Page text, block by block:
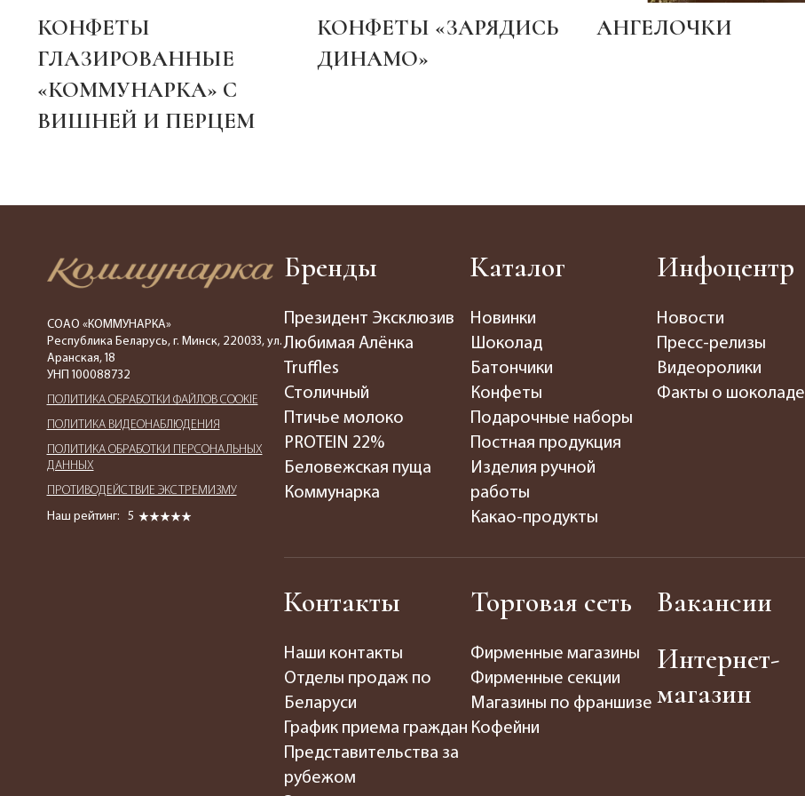
КОНФЕТЫ
ГЛАЗИРОВАННЫЕ
«КОММУНАРКА» С
ВИШНЕЙ И ПЕРЦЕМ
КОНФЕТЫ «ЗАРЯДИСЬ
ДИНАМО»
АНГЕЛОЧКИ
СОАО «КОММУНАРКА»
Республика Беларусь, г. Минск, 220033, ул.
Аранская, 18
УНП 100088732
ПОЛИТИКА ОБРАБОТКИ ФАЙЛОВ COOKIE
ПОЛИТИКА ВИДЕОНАБЛЮДЕНИЯ
ПОЛИТИКА ОБРАБОТКИ ПЕРСОНАЛЬНЫХ
ДАННЫХ
ПРОТИВОДЕЙСТВИЕ ЭКСТРЕМИЗМУ
Наш рейтинг:
5
Бренды
Президент Эксклюзив
Любимая Алёнка
Truffles
Столичный
Птичье молоко
PROTEIN 22%
Беловежская пуща
Коммунарка
Каталог
Новинки
Шоколад
Батончики
Конфеты
Подарочные наборы
Постная продукция
Изделия ручной
работы
Какао-продукты
Инфоцентр
Новости
Пресс-релизы
Видеоролики
Факты о шоколаде
Контакты
Наши контакты
Отделы продаж по
Беларуси
График приема граждан
Представительства за
рубежом
Торговая сеть
Фирменные магазины
Фирменные секции
Магазины по франшизе
Кофейни
Вакансии
Интернет-
магазин